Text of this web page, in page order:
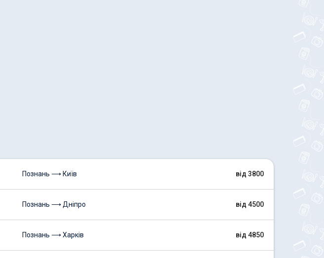
Познань ⟶ Київ від 3800
Познань ⟶ Дніпро від 4500
Познань ⟶ Харків від 4850